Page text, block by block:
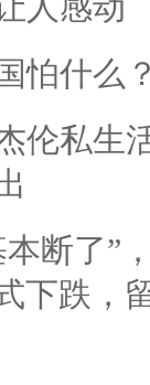
人感动
怕什么
伦私生
断了”
下跌，